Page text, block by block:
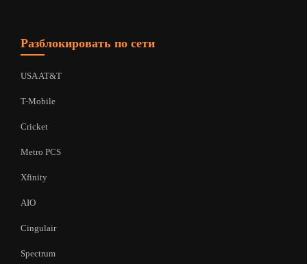
Разблокировать по сети
USA AT&T
T-Mobile
Cricket
Metro PCS
Xfinity
AIO
Cingulair
Spectrum